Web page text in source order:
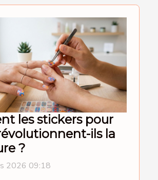
les stickers pour
ils la
?
2026 09:18